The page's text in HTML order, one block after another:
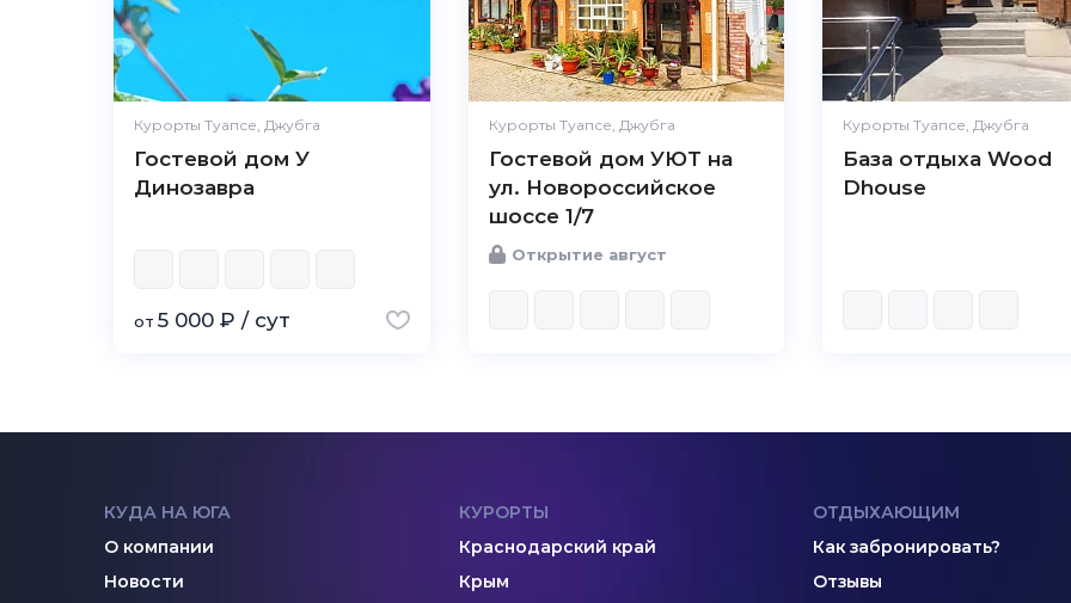
Курорты Туапсе, Джубга
Гостевой дом У
Динозавра
от 5 000 ₽ / сут
Курорты Туапсе, Джубга
Гостевой дом УЮТ на
ул. Новороссийское
шоссе 1/7
Открытие август
Курорты Туапсе, Джубга
База отдыха Wood
Dhouse
КУДА НА ЮГА
О компании
Новости
КУРОРТЫ
Краснодарский край
Крым
ОТДЫХАЮЩИМ
Как забронировать?
Отзывы